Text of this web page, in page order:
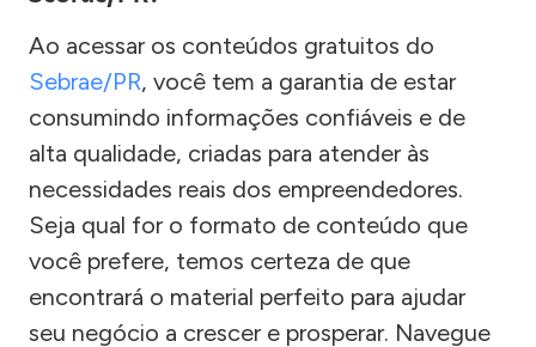
Ao acessar os conteúdos gratuitos do
Sebrae/PR, você tem a garantia de estar
consumindo informações confiáveis e de
alta qualidade, criadas para atender às
necessidades reais dos empreendedores.
Seja qual for o formato de conteúdo que
você prefere, temos certeza de que
encontrará o material perfeito para ajudar
seu negócio a crescer e prosperar. Navegue